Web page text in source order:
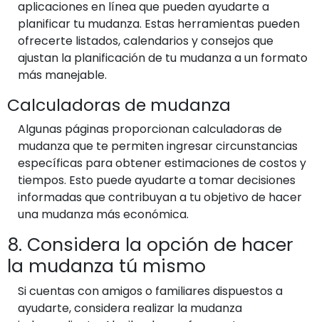
aplicaciones en línea que pueden ayudarte a
planificar tu mudanza. Estas herramientas pueden
ofrecerte listados, calendarios y consejos que
ajustan la planificación de tu mudanza a un formato
más manejable.
Calculadoras de mudanza
Algunas páginas proporcionan calculadoras de
mudanza que te permiten ingresar circunstancias
específicas para obtener estimaciones de costos y
tiempos. Esto puede ayudarte a tomar decisiones
informadas que contribuyan a tu objetivo de hacer
una mudanza más económica.
8. Considera la opción de hacer
la mudanza tú mismo
Si cuentas con amigos o familiares dispuestos a
ayudarte, considera realizar la mudanza